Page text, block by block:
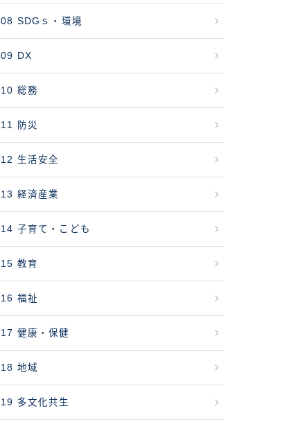
08 SDGｓ・環境
09 DX
10 総務
11 防災
12 生活安全
13 経済産業
14 子育て・こども
15 教育
16 福祉
17 健康・保健
18 地域
19 多文化共生